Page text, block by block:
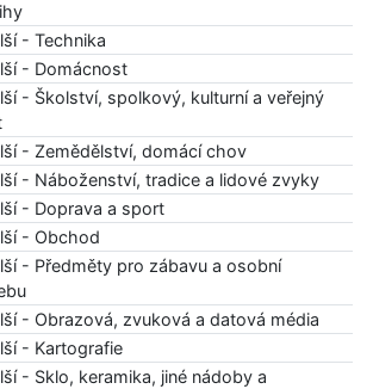
- Technika
- Domácnost
- Školství, spolkový, kulturní a veřejný
- Zemědělství, domácí chov
- Náboženství, tradice a lidové zvyky
- Doprava a sport
- Obchod
- Předměty pro zábavu a osobní
- Obrazová, zvuková a datová média
- Kartografie
- Sklo, keramika, jiné nádoby a